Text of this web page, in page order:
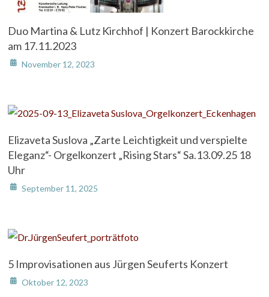
Duo Martina & Lutz Kirchhof | Konzert Barockkirche
am 17.11.2023
November 12, 2023
Elizaveta Suslova „Zarte Leichtigkeit und verspielte
Eleganz“- Orgelkonzert „Rising Stars“ Sa.13.09.25 18
Uhr
September 11, 2025
5 Improvisationen aus Jürgen Seuferts Konzert
Oktober 12, 2023